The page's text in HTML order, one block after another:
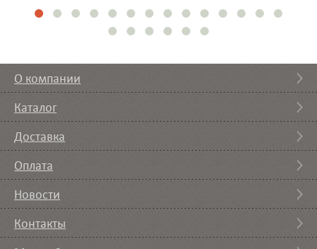
О компании
Каталог
Доставка
Оплата
Новости
Контакты